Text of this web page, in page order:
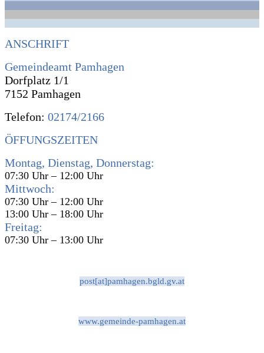
ANSCHRIFT
Gemeindeamt Pamhagen
Dorfplatz 1/1
7152 Pamhagen
Telefon: 02174/2166
ÖFFUNGSZEITEN
Montag, Dienstag, Donnerstag:
07:30 Uhr – 12:00 Uhr
Mittwoch:
07:30 Uhr – 12:00 Uhr
13:00 Uhr – 18:00 Uhr
Freitag:
07:30 Uhr – 13:00 Uhr
post[at]pamhagen.bgld.gv.at
www.gemeinde-pamhagen.at